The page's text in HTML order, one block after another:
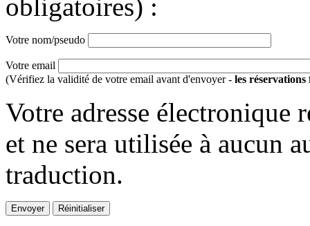
obligatoires) :
Votre nom/pseudo
Votre email
(Vérifiez la validité de votre email avant d'envoyer - les réservations
Votre adresse électronique
et ne sera utilisée à aucun
traduction.